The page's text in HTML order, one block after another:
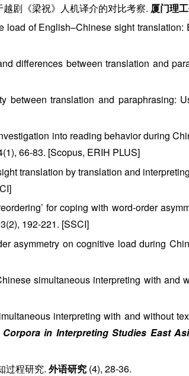
剧《梁祝》人机译介的对比考察. 厦门理
of English–Chinese sight translation:
differences between translation and
between translation and paraphrasing:
into reading behavior during
66-83. [Scopus, ERIH PLUS]
translation by translation and
for coping with word-order
192-221. [SSCI]
asymmetry on cognitive load during
simultaneous interpreting with and
interpreting with and without
Corpora in Interpreting Studies East
过程研究. 外语研究 (4), 28-36.